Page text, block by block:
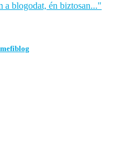
a blogodat, én biztosan..."